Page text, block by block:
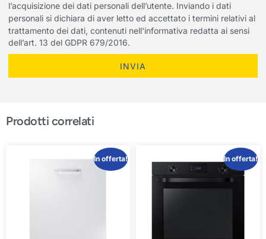
l’acquisizione dei dati personali dell’utente. Inviando i dati
personali si dichiara di aver letto ed accettato i termini relativi al
trattamento dei dati, contenuti nell'informativa redatta ai sensi
dell’art. 13 del GDPR 679/2016.
INVIA
Prodotti correlati
In offerta! In offerta!